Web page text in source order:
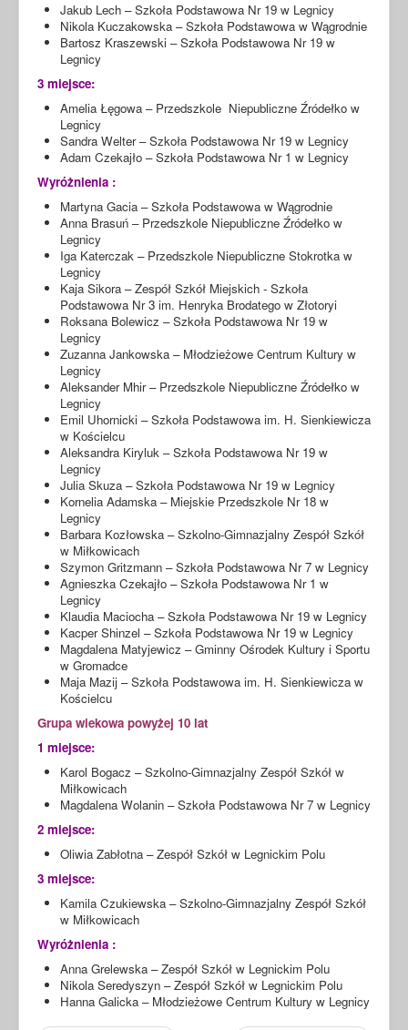
Jakub Lech – Szkoła Podstawowa Nr 19 w Legnicy
Nikola Kuczakowska – Szkoła Podstawowa w Wągrodnie
Bartosz Kraszewski – Szkoła Podstawowa Nr 19 w
Legnicy
3 miejsce:
Amelia Łęgowa – Przedszkole Niepubliczne Źródełko w
Legnicy
Sandra Welter – Szkoła Podstawowa Nr 19 w Legnicy
Adam Czekajło – Szkoła Podstawowa Nr 1 w Legnicy
Wyróżnienia :
Martyna Gacia – Szkoła Podstawowa w Wągrodnie
Anna Brasuń – Przedszkole Niepubliczne Źródełko w
Legnicy
Iga Katerczak – Przedszkole Niepubliczne Stokrotka w
Legnicy
Kaja Sikora – Zespół Szkół Miejskich - Szkoła
Podstawowa Nr 3 im. Henryka Brodatego w Złotoryi
Roksana Bolewicz – Szkoła Podstawowa Nr 19 w
Legnicy
Zuzanna Jankowska – Młodzieżowe Centrum Kultury w
Legnicy
Aleksander Mhir – Przedszkole Niepubliczne Źródełko w
Legnicy
Emil Uhornicki – Szkoła Podstawowa im. H. Sienkiewicza
w Kościelcu
Aleksandra Kiryluk – Szkoła Podstawowa Nr 19 w
Legnicy
Julia Skuza – Szkoła Podstawowa Nr 19 w Legnicy
Kornelia Adamska – Miejskie Przedszkole Nr 18 w
Legnicy
Barbara Kozłowska – Szkolno-Gimnazjalny Zespół Szkół
w Miłkowicach
Szymon Gritzmann – Szkoła Podstawowa Nr 7 w Legnicy
Agnieszka Czekajło – Szkoła Podstawowa Nr 1 w
Legnicy
Klaudia Maciocha – Szkoła Podstawowa Nr 19 w Legnicy
Kacper Shinzel – Szkoła Podstawowa Nr 19 w Legnicy
Magdalena Matyjewicz – Gminny Ośrodek Kultury i Sportu
w Gromadce
Maja Mazij – Szkoła Podstawowa im. H. Sienkiewicza w
Kościelcu
Grupa wiekowa powyżej 10 lat
1 miejsce:
Karol Bogacz – Szkolno-Gimnazjalny Zespół Szkół w
Miłkowicach
Magdalena Wolanin – Szkoła Podstawowa Nr 7 w Legnicy
2 miejsce:
Oliwia Zabłotna – Zespół Szkół w Legnickim Polu
3 miejsce:
Kamila Czukiewska – Szkolno-Gimnazjalny Zespół Szkół
w Miłkowicach
Wyróżnienia :
Anna Grelewska – Zespół Szkół w Legnickim Polu
Nikola Seredyszyn – Zespół Szkół w Legnickim Polu
Hanna Galicka – Młodzieżowe Centrum Kultury w Legnicy